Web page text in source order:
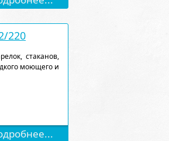
220
стаканов,
моющего и